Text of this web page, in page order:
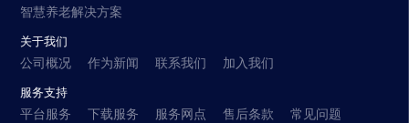
智慧养老解决方案
关于我们
公司概况
作为新闻 联系我们 加入我们
服务支持
平台服务
下载服务 服务网点 售后条款 常见问题